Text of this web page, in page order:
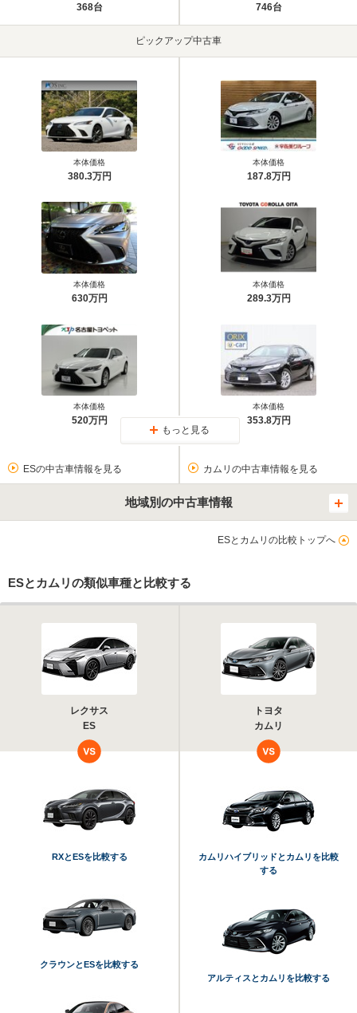
368台 746台
ピックアップ中古車
本体価格
380.3万円
本体価格
630万円
本体価格
520万円
本体価格
187.8万円
本体価格
289.3万円
本体価格
353.8万円
もっと見る
ESの中古車情報を見る カムリの中古車情報を見る
地域別の中古車情報
ESとカムリの比較トップへ
ESとカムリの類似車種と比較する
レクサス
ES
トヨタ
カムリ
RXとESを比較する
クラウンとESを比較する
カムリハイブリッドとカムリを比較
する
アルティスとカムリを比較する